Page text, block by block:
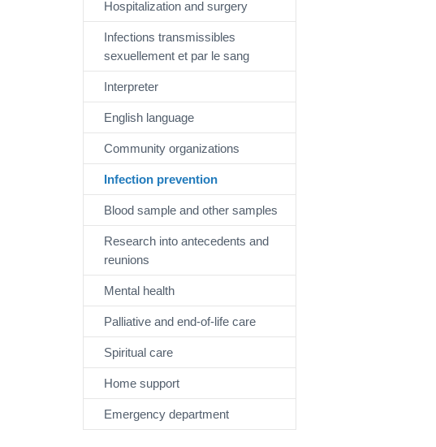
Hospitalization and surgery
Infections transmissibles
sexuellement et par le sang
Interpreter
English language
Community organizations
Infection prevention
Blood sample and other samples
Research into antecedents and
reunions
Mental health
Palliative and end-of-life care
Spiritual care
Home support
Emergency department